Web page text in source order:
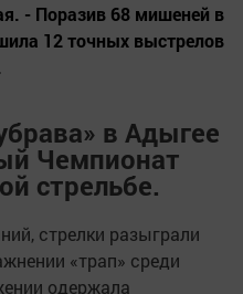
- Поразив 68 мишеней в
12 точных выстрелов
в Адыгее
Чемпионат
стрельбе.
стрелки разыграли
«трап» среди
одержала